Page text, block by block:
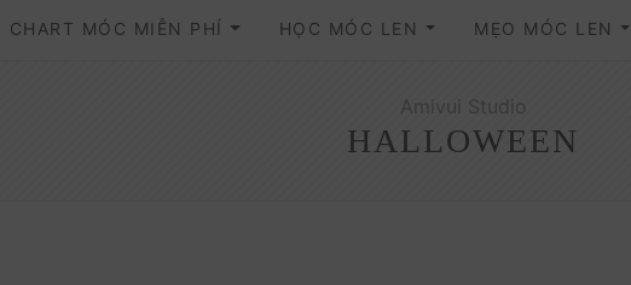
CHART MÓC MIỄN PHÍ HỌC MÓC LEN MẸO MÓC LEN
HALLOWEEN